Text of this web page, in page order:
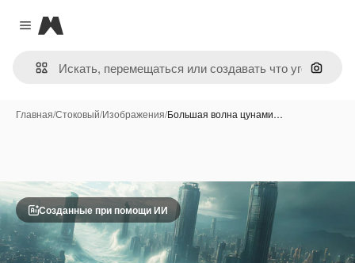
Close menu
Magnific
Поиск
Главная/Стоковый/Изображения/Большая волна цунами…
Созданные при помощи ИИ